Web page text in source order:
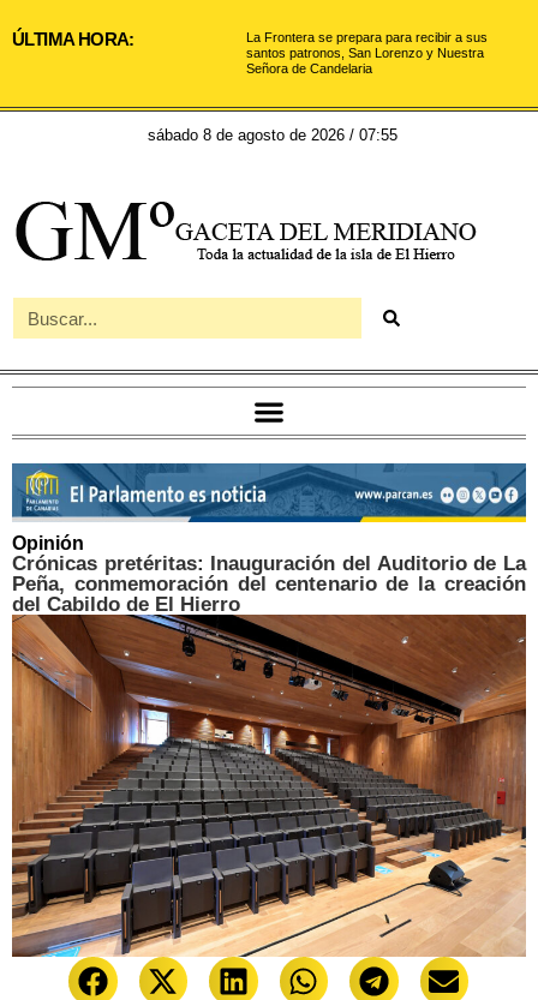
ÚLTIMA HORA:
La Frontera se prepara para recibir a sus
santos patronos, San Lorenzo y Nuestra
Señora de Candelaria
sábado 8 de agosto de 2026 / 07:55
Opinión
Crónicas pretéritas: Inauguración del Auditorio de La
Peña, conmemoración del centenario de la creación
del Cabildo de El Hierro